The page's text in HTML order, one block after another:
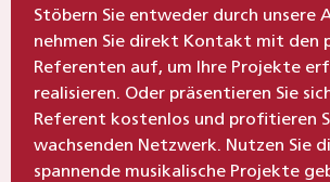
Stöbern Sie entweder durch unsere
nehmen Sie direkt Kontakt mit den
Referenten auf, um Ihre Projekte
realisieren. Oder präsentieren Sie
Referent kostenlos und profitieren
wachsenden Netzwerk. Nutzen Sie
spannende musikalische Projekte